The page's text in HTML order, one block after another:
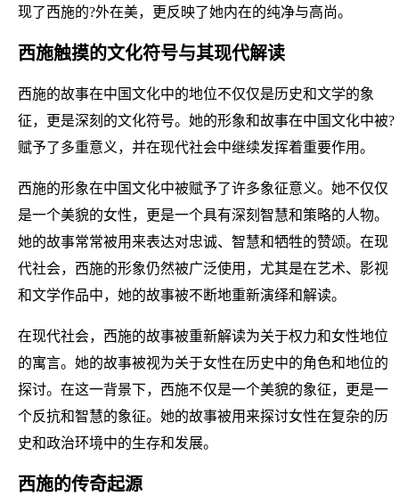
现了西施的?外在美，更反映了她内在的纯净与高尚。
西施触摸的文化符号与其现代解读
西施的故事在中国文化中的地位不仅仅是历史和文学的象
征，更是深刻的文化符号。她的形象和故事在中国文化中被?
赋予了多重意义，并在现代社会中继续发挥着重要作用。
西施的形象在中国文化中被赋予了许多象征意义。她不仅仅
是一个美貌的女性，更是一个具有深刻智慧和策略的人物。
她的故事常常被用来表达对忠诚、智慧和牺牲的赞颂。在现
代社会，西施的形象仍然被广泛使用，尤其是在艺术、影视
和文学作品中，她的故事被不断地重新演绎和解读。
在现代社会，西施的故事被重新解读为关于权力和女性地位
的寓言。她的故事被视为关于女性在历史中的角色和地位的
探讨。在这一背景下，西施不仅是一个美貌的象征，更是一
个反抗和智慧的象征。她的故事被用来探讨女性在复杂的历
史和政治环境中的生存和发展。
西施的传奇起源